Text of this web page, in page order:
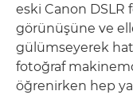
eski Canon
görünüşüne ve
gülümseyerek
fotoğraf
öğrenirken hep